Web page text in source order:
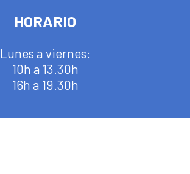
HORARIO
Lunes a viernes:
10h a 13.30h
16h a 19.30h